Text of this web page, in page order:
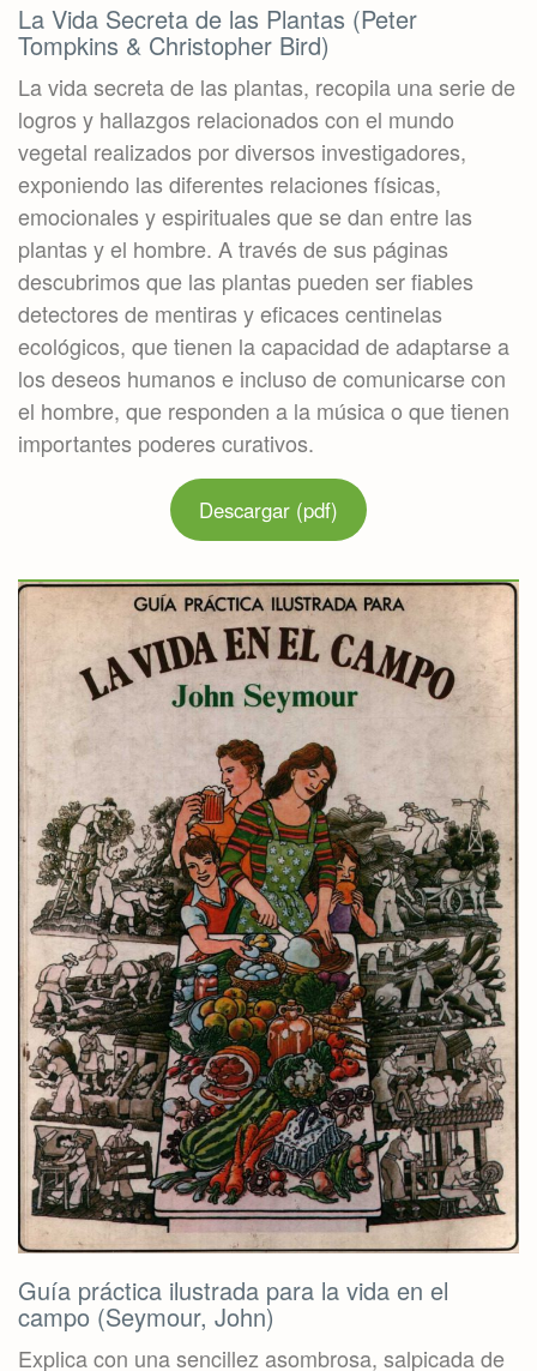
La Vida Secreta de las Plantas (Peter
Tompkins & Christopher Bird)
La vida secreta de las plantas, recopila una serie de
logros y hallazgos relacionados con el mundo
vegetal realizados por diversos investigadores,
exponiendo las diferentes relaciones físicas,
emocionales y espirituales que se dan entre las
plantas y el hombre. A través de sus páginas
descubrimos que las plantas pueden ser fiables
detectores de mentiras y eficaces centinelas
ecológicos, que tienen la capacidad de adaptarse a
los deseos humanos e incluso de comunicarse con
el hombre, que responden a la música o que tienen
importantes poderes curativos.
Descargar (pdf)
Guía práctica ilustrada para la vida en el
campo (Seymour, John)
Explica con una sencillez asombrosa, salpicada de